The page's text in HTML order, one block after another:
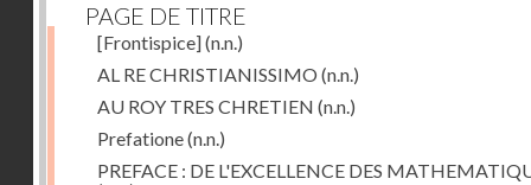
PAGE DE TITRE
[Frontispice](n.n.)
AL RE CHRISTIANISSIMO (n.n.)
AU ROY TRES CHRETIEN (n.n.)
Prefatione(n.n.)
PREFACE : DE L'EXCELLENCE DES